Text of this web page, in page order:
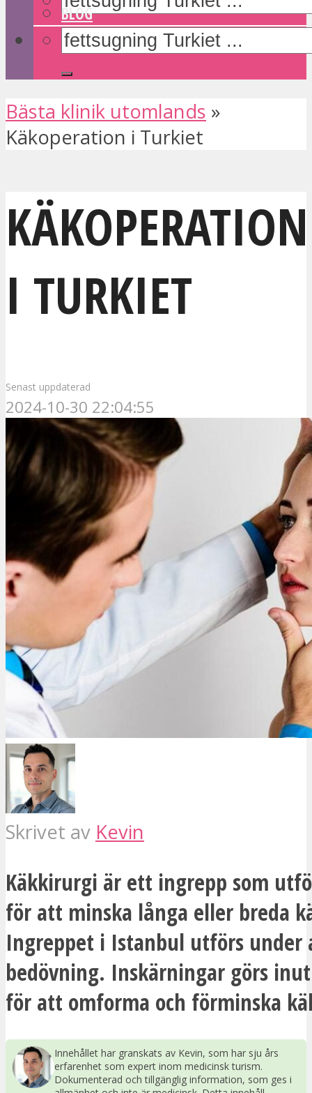
BLOG
Bästa klinik utomlands »
Käkoperation i Turkiet
KÄKOPERATION
I TURKIET
Senast uppdaterad
2024-10-30 22:04:55
Skrivet av Kevin
Käkkirurgi är ett ingrepp som
för att minska långa eller breda
Ingreppet i Istanbul utförs under
bedövning. Inskärningar görs
för att omforma och förminska
Innehållet har granskats av Kevin, som har sju års
erfarenhet som expert inom medicinsk turism.
Dokumenterad och tillgänglig information, som ges i